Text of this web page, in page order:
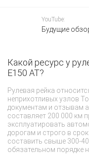
YouTube:
Будущие
Какой ресурс у
E150 AT?
Рулевая рейка
неприхотливых узлов
документам и отзывам
составляет 200 000 км
эксплуатировать
дорогам и строго в
составить свыше 300-
обязательном порядке